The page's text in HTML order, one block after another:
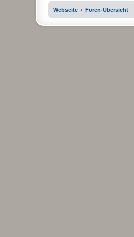
Webseite Foren-Übersicht